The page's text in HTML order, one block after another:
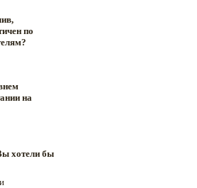
по
на
хотели бы